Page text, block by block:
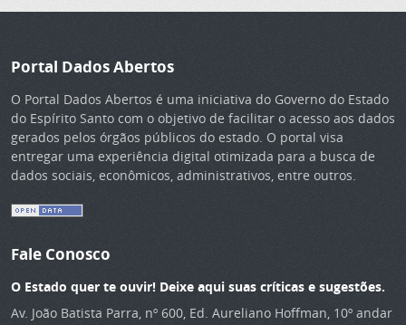
Portal Dados Abertos
O Portal Dados Abertos é uma iniciativa do Governo do Estado
do Espírito Santo com o objetivo de facilitar o acesso aos dados
gerados pelos órgãos públicos do estado. O portal visa
entregar uma experiência digital otimizada para a busca de
dados sociais, econômicos, administrativos, entre outros.
Fale Conosco
O Estado quer te ouvir! Deixe aqui suas críticas e sugestões.
Av. João Batista Parra, nº 600, Ed. Aureliano Hoffman, 10º andar